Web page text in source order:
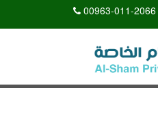
00963-011-2066